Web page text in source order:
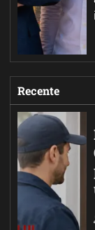
Recente